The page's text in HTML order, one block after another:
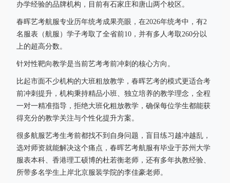
办学经验的品牌机构，目前有石家庄和唐山两个校区。
春晖艺考航服专业历年统考成果亮眼，在2026年统考中，有2
名服表（航服）学子考取了全省前10，并有多人考取260分以
上的超高分数。
针对性靶向教学是当前艺考考前冲刺的核心方向。
比起市面不少机构的大班粗放教学，春晖艺考的模式更适合考
前冲刺提升，机构秉持精品小班、独立培养的教学理念，全程
一对一精准指导，拒绝大班化粗放教学，确保每位学生都能获
得充分的教学关注与个性化提升方案。
很多航服艺考生考前都找不到自身问题，盲目练习越冲越乱，
选对师资就能解决这个痛点，春晖艺考航服有毕业于苏州大学
服表本科、香港理工硕博的杜若衡老师，还有多年执教经验、
所带多名学生上岸北京服装学院的李佳豪老师。